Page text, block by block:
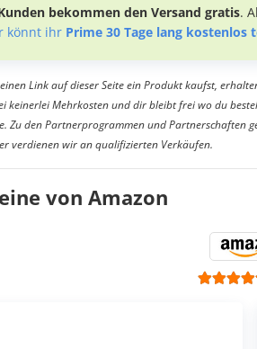
bekommen den Versand gratis.
könnt ihr Prime 30 Tage lang kostenlos
Link auf dieser Seite ein Produkt kaufst,
keinerlei Mehrkosten und dir bleibt frei wo du
Zu den Partnerprogrammen und Partnerschaften
verdienen wir an qualifizierten Verkäufen.
von Amazon